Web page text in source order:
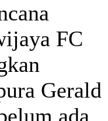
FC
Gerald
ada